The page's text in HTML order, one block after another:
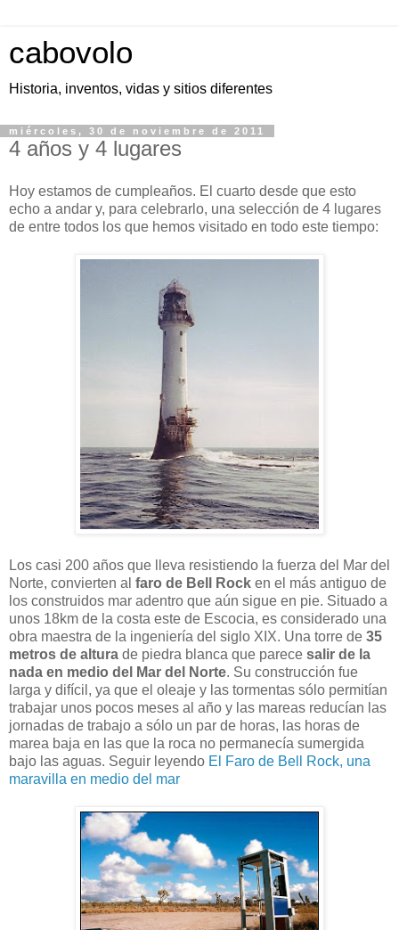
cabovolo
Historia, inventos, vidas y sitios diferentes
miércoles, 30 de noviembre de 2011
4 años y 4 lugares
Hoy estamos de cumpleaños. El cuarto desde que esto
echo a andar y, para celebrarlo, una selección de 4 lugares
de entre todos los que hemos visitado en todo este tiempo:
Los casi 200 años que lleva resistiendo la fuerza del Mar del
Norte, convierten al faro de Bell Rock en el más antiguo de
los construidos mar adentro que aún sigue en pie. Situado a
unos 18km de la costa este de Escocia, es considerado una
obra maestra de la ingeniería del siglo XIX. Una torre de 35
metros de altura de piedra blanca que parece salir de la
nada en medio del Mar del Norte. Su construcción fue
larga y difícil, ya que el oleaje y las tormentas sólo permitían
trabajar unos pocos meses al año y las mareas reducían las
jornadas de trabajo a sólo un par de horas, las horas de
marea baja en las que la roca no permanecía sumergida
bajo las aguas. Seguir leyendo El Faro de Bell Rock, una
maravilla en medio del mar